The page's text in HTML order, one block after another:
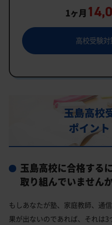
玉島高校受験専門のオ
クイック指導」もご用意
玉島高校の特徴
教育理念
玉島高校の偏差値
玉島高校合格に必要な
内申点の計算方法
玉島高校の所在地・アク
1ヶ月
高校受験
玉島高校
ポイン
玉島高校に合格する
取り組んでいません
もしあなたが塾、家庭教師、通
果が出ないのであれば、それは